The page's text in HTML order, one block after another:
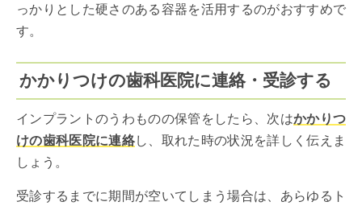
っかりとした硬さのある容器を活用するのがおすすめで
す。
かかりつけの歯科医院に連絡・受診する
インプラントのうわものの保管をしたら、次はかかりつ
けの歯科医院に連絡し、取れた時の状況を詳しく伝えま
しょう。
受診するまでに期間が空いてしまう場合は、あらゆるト